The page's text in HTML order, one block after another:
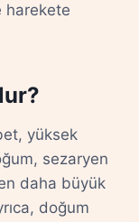
harekete
yüksek
sezaryen
daha büyük
doğum